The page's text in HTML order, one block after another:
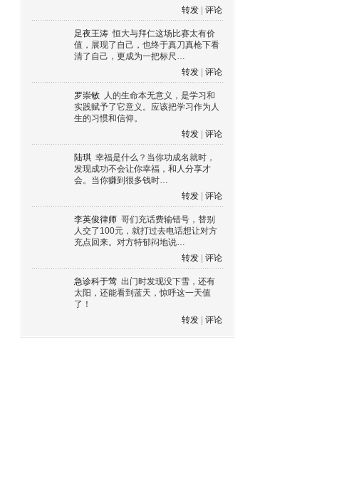
转发
评论
足夜王涛 恒大与拜仁这场比赛太有价
值，展现了自己，也终于真刀真枪下看
清了自己，更成为一把标尺…
转发
评论
罗崇敏 人的生命本无意义，是学习和
实践赋予了它意义。应该把学习作为人
生的习惯和信仰。
转发
评论
陆琪 幸福是什么？当你功成名就时，
发现成功不会让你幸福，和人分享才
会。当你赚到很多钱时…
转发
评论
李英俊律师 哥们充话费输错号，替别
人交了100元，就打过去电话想让对方
充点回来。对方特郁闷地说…
转发
评论
急诊科于莺 出门时发现没下雪，还有
太阳，还能看到蓝天，惊呼这一天值
了！
转发
评论